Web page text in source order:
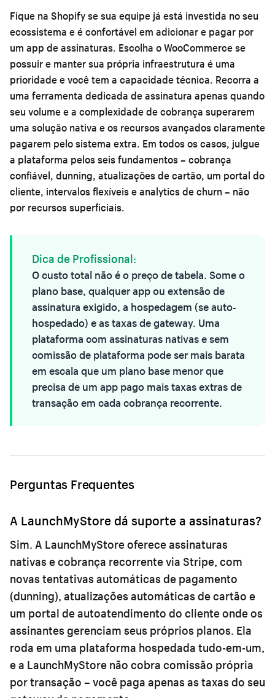
Fique na Shopify se sua equipe já está investida no seu
ecossistema e é confortável em adicionar e pagar por
um app de assinaturas. Escolha o WooCommerce se
possuir e manter sua própria infraestrutura é uma
prioridade e você tem a capacidade técnica. Recorra a
uma ferramenta dedicada de assinatura apenas quando
seu volume e a complexidade de cobrança superarem
uma solução nativa e os recursos avançados claramente
pagarem pelo sistema extra. Em todos os casos, julgue
a plataforma pelos seis fundamentos – cobrança
confiável, dunning, atualizações de cartão, um portal do
cliente, intervalos flexíveis e analytics de churn – não
por recursos superficiais.
Dica de Profissional:
O custo total não é o preço de tabela. Some o
plano base, qualquer app ou extensão de
assinatura exigido, a hospedagem (se auto-
hospedado) e as taxas de gateway. Uma
plataforma com assinaturas nativas e sem
comissão de plataforma pode ser mais barata
em escala que um plano base menor que
precisa de um app pago mais taxas extras de
transação em cada cobrança recorrente.
Perguntas Frequentes
A LaunchMyStore dá suporte a assinaturas?
Sim. A LaunchMyStore oferece assinaturas
nativas e cobrança recorrente via Stripe, com
novas tentativas automáticas de pagamento
(dunning), atualizações automáticas de cartão e
um portal de autoatendimento do cliente onde os
assinantes gerenciam seus próprios planos. Ela
roda em uma plataforma hospedada tudo-em-um,
e a LaunchMyStore não cobra comissão própria
por transação – você paga apenas as taxas do seu